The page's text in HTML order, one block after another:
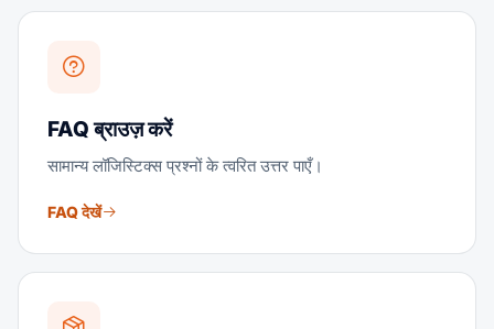
FAQ ब्राउज़ करें
सामान्य लॉजिस्टिक्स प्रश्नों के त्वरित उत्तर पाएँ।
FAQ देखें